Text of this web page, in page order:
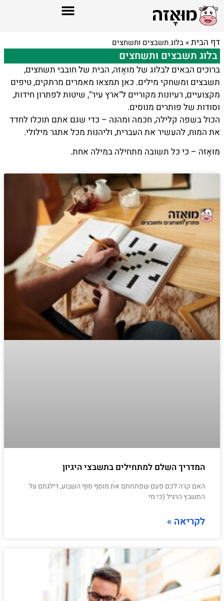
דף הבית» בלוג תשבצים ותשחצים
בלוג תשבצים ותשחצים
ברוכים הבאים לבלוג של מוּאָזה, הבית של חובבי תשחצים,
תשבצים ומשחקי מילים. כאן תמצאו מאמרים מרתקים, טיפים
מקצועיים, רעיונות מקוריים ל"ארץ עיר", שיטות לפתרון חידות,
וסודות של פותרים מנוסים.
הכול בשפה קלילה, חכמה ומהנה – כדי שגם אתם תוכלו לחדד
את המוח, להעשיר את העברית, וליהנות מכל אתגר מילולי.
מוּאָזה – כי כל תשובה מתחילה במילה אחת.
המדריך השלם למתחילים בתשבצי היגיון
האם קרה לכם פעם שפתחתם את מוסף סוף השבוע, דילגתם על
התשבץ הרגיל (כי מי
לקריאה »